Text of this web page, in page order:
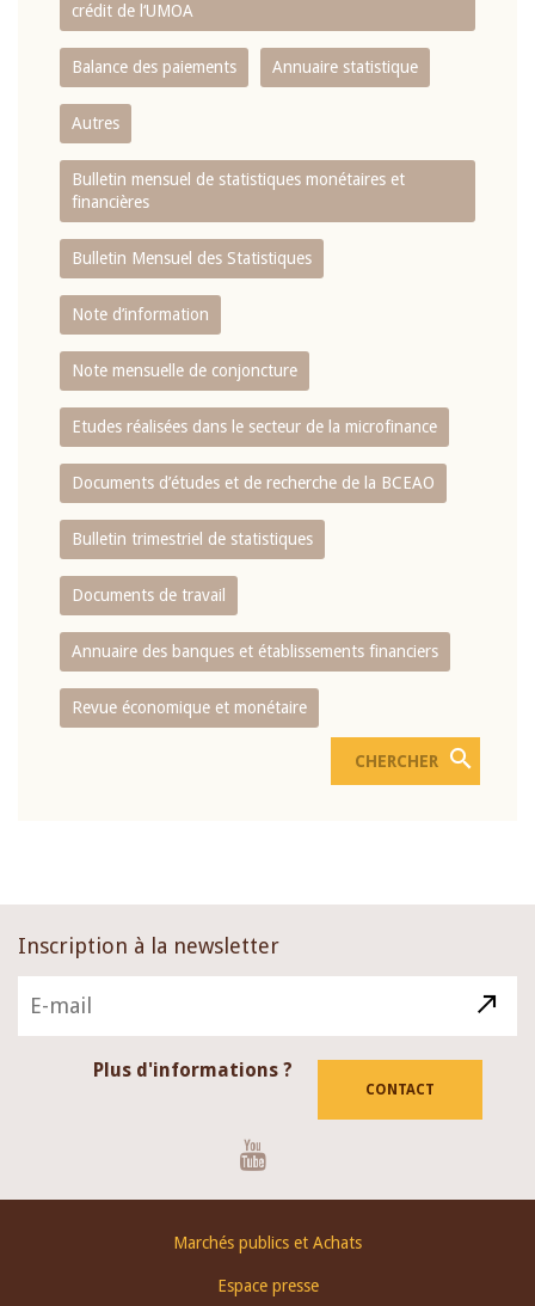
crédit de l‘UMOA
Balance des paiements Annuaire statistique
Autres
Bulletin mensuel de statistiques monétaires et
financières
Bulletin Mensuel des Statistiques
Note d’information
Note mensuelle de conjoncture
Etudes réalisées dans le secteur de la microfinance
Documents d’études et de recherche de la BCEAO
Bulletin trimestriel de statistiques
Documents de travail
Annuaire des banques et établissements financiers
Revue économique et monétaire
Inscription à la newsletter
Plus d'informations ?
CONTACT
Marchés publics et Achats
Espace presse